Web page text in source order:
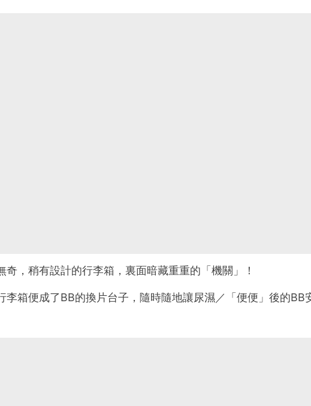
奇，稍有設計的行李箱，裏面暗藏重重的「機關」！
李箱便成了BB的換片台子，隨時隨地讓尿濕／「便便」後的BB